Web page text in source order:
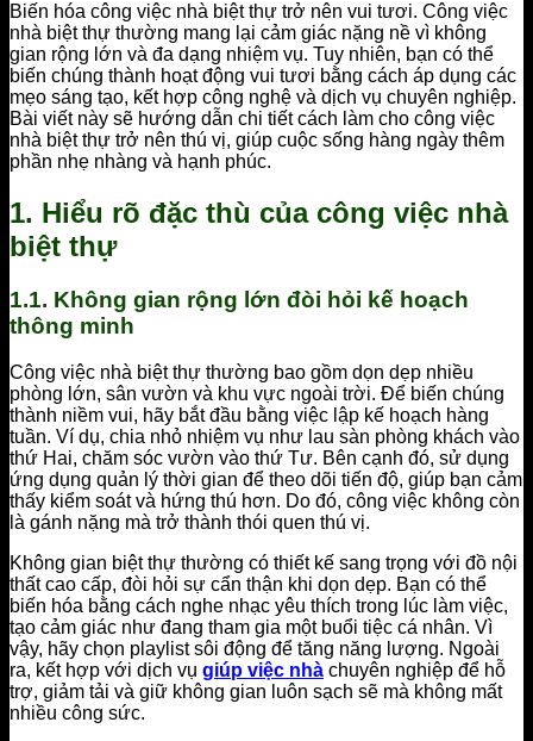
Biến hóa công việc nhà biệt thự trở nên vui tươi. Công việc
nhà biệt thự thường mang lại cảm giác nặng nề vì không
gian rộng lớn và đa dạng nhiệm vụ. Tuy nhiên, bạn có thể
biến chúng thành hoạt động vui tươi bằng cách áp dụng các
mẹo sáng tạo, kết hợp công nghệ và dịch vụ chuyên nghiệp.
Bài viết này sẽ hướng dẫn chi tiết cách làm cho công việc
nhà biệt thự trở nên thú vị, giúp cuộc sống hàng ngày thêm
phần nhẹ nhàng và hạnh phúc.
1. Hiểu rõ đặc thù của công việc nhà
biệt thự
1.1. Không gian rộng lớn đòi hỏi kế hoạch
thông minh
Công việc nhà biệt thự thường bao gồm dọn dẹp nhiều
phòng lớn, sân vườn và khu vực ngoài trời. Để biến chúng
thành niềm vui, hãy bắt đầu bằng việc lập kế hoạch hàng
tuần. Ví dụ, chia nhỏ nhiệm vụ như lau sàn phòng khách vào
thứ Hai, chăm sóc vườn vào thứ Tư. Bên cạnh đó, sử dụng
ứng dụng quản lý thời gian để theo dõi tiến độ, giúp bạn cảm
thấy kiểm soát và hứng thú hơn. Do đó, công việc không còn
là gánh nặng mà trở thành thói quen thú vị.
Không gian biệt thự thường có thiết kế sang trọng với đồ nội
thất cao cấp, đòi hỏi sự cẩn thận khi dọn dẹp. Bạn có thể
biến hóa bằng cách nghe nhạc yêu thích trong lúc làm việc,
tạo cảm giác như đang tham gia một buổi tiệc cá nhân. Vì
vậy, hãy chọn playlist sôi động để tăng năng lượng. Ngoài
ra, kết hợp với dịch vụ giúp việc nhà chuyên nghiệp để hỗ
trợ, giảm tải và giữ không gian luôn sạch sẽ mà không mất
nhiều công sức.